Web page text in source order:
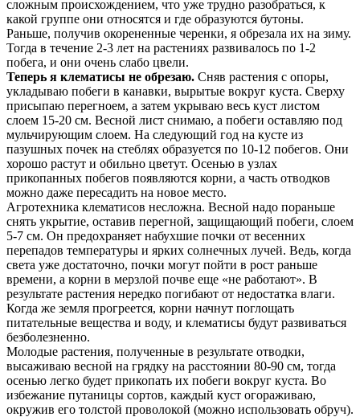
сложным происхождением, что уже трудно разобраться, к
какой группе они относятся и где образуются бутоны.
Раньше, получив окорененные черенки, я обрезала их на зиму.
Тогда в течение 2-3 лет на растениях развивалось по 1-2
побега, и они очень слабо цвели.
Теперь я клематисы не обрезаю. Сняв растения с опоры,
укладываю побеги в канавки, вырытые вокруг куста. Сверху
присыпаю перегноем, а затем укрываю весь куст листом
слоем 15-20 см. Весной лист снимаю, а побеги оставляю под
мульчирующим слоем. На следующий год на кусте из
пазушных почек на стеблях образуется по 10-12 побегов. Они
хорошо растут и обильно цветут. Осенью в узлах
прикопанных побегов появляются корни, а часть отводков
можно даже пересадить на новое место.
Агротехника клематисов несложна. Весной надо пораньше
снять укрытие, оставив перегной, защищающий побеги, слоем
5-7 см. Он предохраняет набухшие почки от весенних
перепадов температуры и ярких солнечных лучей. Ведь, когда
света уже достаточно, почки могут пойти в рост раньше
времени, а корни в мерзлой почве еще «не работают». В
результате растения нередко погибают от недостатка влаги.
Когда же земля прогреется, корни начнут поглощать
питательные вещества и воду, и клематисы будут развиваться
безболезненно.
Молодые растения, полученные в результате отводки,
высаживаю весной на грядку на расстоянии 80-90 см, тогда
осенью легко будет прикопать их побеги вокруг куста. Во
избежание путаницы сортов, каждый куст огораживаю,
окружив его толстой проволокой (можно использовать обруч).